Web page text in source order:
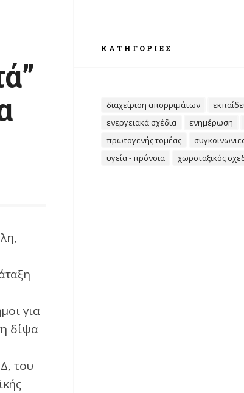
για
δίψα
του
ΚΑΤΗΓΟΡΊΕΣ
διαχείριση απορριμάτων
ενεργειακά σχέδια
ενημέρωση
πρωτογενής τομέας
υγεία - πρόνοια
χωροταξικός